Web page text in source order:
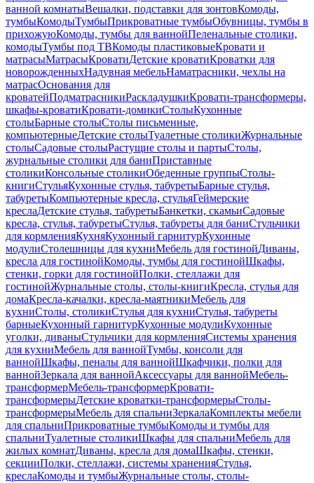
ванной комнатыВешалки, подставки для зонтовКомоды,
тумбыКомодыТумбыПрикроватные тумбыОбувницы, тумбы в
прихожуюКомоды, тумбы для ваннойПеленальные столики,
комодыТумбы под ТВКомоды пластиковыеКровати и
матрасыМатрасыКроватиДетские кроватиКроватки для
новорожденныхНадувная мебельНаматрасники, чехлы на
матрасОснования для
кроватейПодматрасникиРаскладушкиКровати-трансформеры,
шкафы-кроватиКровати-домикиСтолыКухонные
столыБарные столыСтолы письменные,
компьютерныеДетские столыТуалетные столикиЖурнальные
столыСадовые столыРастущие столы и партыСтолы,
журнальные столики для баниПриставные
столикиКонсольные столикиОбеденные группыСтолы-
книгиСтульяКухонные стулья, табуретыБарные стулья,
табуретыКомпьютерные кресла, стульяГеймерские
креслаДетские стулья, табуретыБанкетки, скамьиСадовые
кресла, стулья, табуретыСтулья, табуреты для баниСтульчики
для кормленияКухняКухонный гарнитурКухонные
модулиСтолешницы для кухниМебель для гостинойДиваны,
кресла для гостинойКомоды, тумбы для гостинойШкафы,
стенки, горки для гостинойПолки, стеллажи для
гостинойЖурнальные столы, столы-книгиКресла, стулья для
домаКресла-качалки, кресла-маятникиМебель для
кухниСтолы, столикиСтулья для кухниСтулья, табуреты
барныеКухонный гарнитурКухонные модулиКухонные
уголки, диваныСтульчики для кормленияСистемы хранения
для кухниМебель для ваннойТумбы, консоли для
ваннойШкафы, пеналы для ваннойШкафчики, полки для
ваннойЗеркала для ваннойАксессуары для ваннойМебель-
трансформерМебель-трансформерКровати-
трансформерыДетские кроватки-трансформерыСтолы-
трансформерыМебель для спальниЗеркалаКомплекты мебели
для спальниПрикроватные тумбыКомоды и тумбы для
спальниТуалетные столикиШкафы для спальниМебель для
жилых комнатДиваны, кресла для домаШкафы, стенки,
секцииПолки, стеллажи, системы храненияСтулья,
креслаКомоды и тумбыЖурнальные столы, столы-